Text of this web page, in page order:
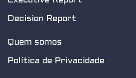
Decision Report
Quem somos
Política de Privacidade